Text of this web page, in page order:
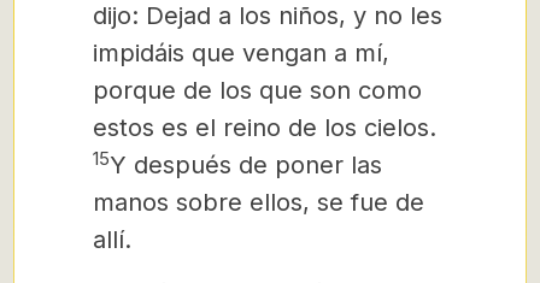
dijo: Dejad a los niños, y no les
impidáis que vengan a mí,
porque de los que son como
estos es el reino de los cielos.
15Y después de poner las
manos sobre ellos, se fue de
allí.